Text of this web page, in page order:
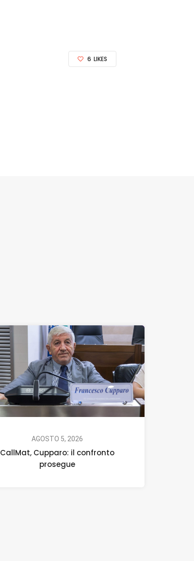
6 LIKES
AGOSTO 5, 2026
CallMat, Cupparo: il confronto
prosegue